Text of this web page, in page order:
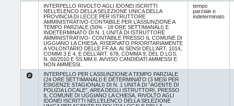
INTERPELLO RIVOLTO AGLI IDONEI ISCRITTI
NELL’ELENCO DELLA SELEZIONE UNICA DELLA
PROVINCIA DI LECCE PER ISTRUTTORE
AMMINISTRATIVO-CONTABILE PER L’ASSUNZIONE A
TEMPO PARZIALE (50% - 18 ORE SETTIMANALI) E
INDETERMINATO DI N. 1 UNITÀ DI ISTRUTTORE
AMMINISTRATIVO- CONTABILE PRESSO IL COMUNE DI
UGGIANO LA CHIESA, RISERVATO PRIORITARIAMENTE
A VOLONTARIO DELLE FF.AA. AI SENSI DELL’ART. 1014,
COMMI 3 E 4, E DELL’ART. 678, COMMA 9, DEL D.LGS.
N. 66/2010 E SS.MM.II. AVVISO CANDIDATI AMMESSI E
NON AMMESSI.
tempo
parziale e
indeterminato
INTERPELLO PER L’ASSUNZIONE A TEMPO PARZIALE
(24 ORE SETTIMANALI) E DETERMINATO (3 MESI PER
ESIGENZE STAGIONALI) DI N. 1 UNITÀ DI “AGENTE DI
POLIZIA LOCALE”, AREA DEGLI ISTRUTTORI, PRESSO
IL COMUNE DI UGGIANO LA CHIESA, RIVOLTO AGLI
IDONEI ISCRITTI NELL’ELENCO DELLA SELEZIONE